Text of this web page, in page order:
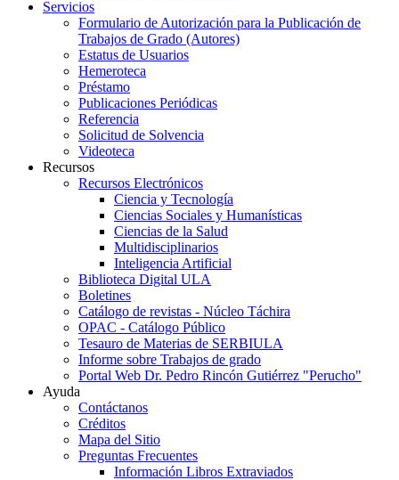
Servicios
Formulario de Autorización para la Publicación de
Trabajos de Grado (Autores)
Estatus de Usuarios
Hemeroteca
Préstamo
Publicaciones Periódicas
Referencia
Solicitud de Solvencia
Videoteca
Recursos
Recursos Electrónicos
Ciencia y Tecnología
Ciencias Sociales y Humanísticas
Ciencias de la Salud
Multidisciplinarios
Inteligencia Artificial
Biblioteca Digital ULA
Boletines
Catálogo de revistas - Núcleo Táchira
OPAC - Catálogo Público
Tesauro de Materias de SERBIULA
Informe sobre Trabajos de grado
Portal Web Dr. Pedro Rincón Gutiérrez "Perucho"
Ayuda
Contáctanos
Créditos
Mapa del Sitio
Preguntas Frecuentes
Información Libros Extraviados